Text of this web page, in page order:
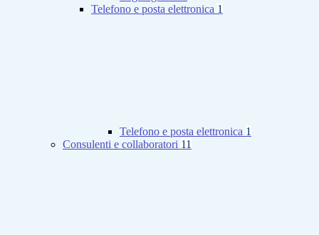
Telefono e posta elettronica 1
Telefono e posta elettronica 1
Consulenti e collaboratori 11